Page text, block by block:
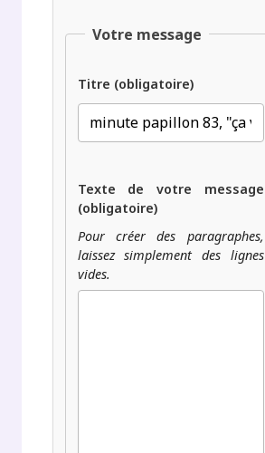
Votre message
Titre (obligatoire)
Texte de votre message
(obligatoire)
Pour créer des paragraphes,
laissez simplement des lignes
vides.